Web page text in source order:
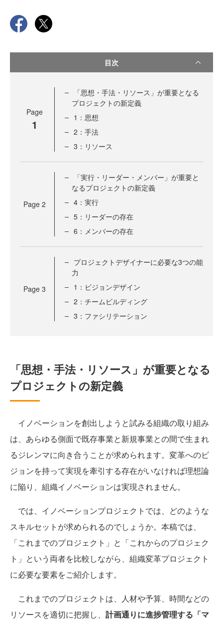
目次
Page
1
「思想・手法・リソース」が重要となる
プロジェクトの新定義
1：思想
2：手法
3：リソース
Page 2
「実行・リーダー・メンバー」が重要と
なるプロジェクトの新定義
4：実行
5：リーダーの存在
6：メンバーの存在
Page 3
プロジェクトデザイナーに必要な3つの能
力
1：ビジョンデザイン
2：チームビルディング
3：ファシリテーション
「思想・手法・リソース」が重要となる
プロジェクトの新定義
イノベーションを創出しようと試みる組織の取り組み
は、あらゆる側面で既存事業と新規事業との間で生まれ
るジレンマに向き合うことが求められます。変革へのビ
ジョンを持って実現を牽引する存在がいなければ理想論
に陥り、組織イノベーションは実現されません。
では、イノベーションプロジェクトでは、どのような
スキルセットが求められるのでしょうか。本稿では、
「これまでのプロジェクト」と「これからのプロジェク
ト」という両者を比較しながら、組織変革プロジェクト
に必要な要素をご紹介します。
これまでのプロジェクトは、人材や予算、時間などの
リソースを適切に把握し、 計画通りに進捗管理する「マ